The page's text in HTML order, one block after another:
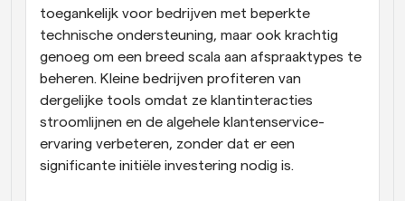
toegankelijk voor bedrijven met beperkte
technische ondersteuning, maar ook krachtig
genoeg om een breed scala aan afspraaktypes te
beheren. Kleine bedrijven profiteren van
dergelijke tools omdat ze klantinteracties
stroomlijnen en de algehele klantenservice-
ervaring verbeteren, zonder dat er een
significante initiële investering nodig is.